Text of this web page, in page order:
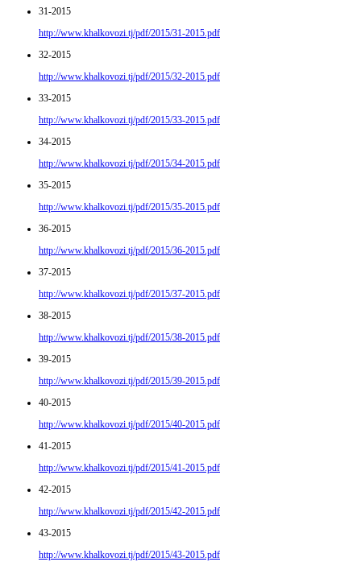
31-2015
http://www.khalkovozi.tj/pdf/2015/31-2015.pdf
32-2015
http://www.khalkovozi.tj/pdf/2015/32-2015.pdf
33-2015
http://www.khalkovozi.tj/pdf/2015/33-2015.pdf
34-2015
http://www.khalkovozi.tj/pdf/2015/34-2015.pdf
35-2015
http://www.khalkovozi.tj/pdf/2015/35-2015.pdf
36-2015
http://www.khalkovozi.tj/pdf/2015/36-2015.pdf
37-2015
http://www.khalkovozi.tj/pdf/2015/37-2015.pdf
38-2015
http://www.khalkovozi.tj/pdf/2015/38-2015.pdf
39-2015
http://www.khalkovozi.tj/pdf/2015/39-2015.pdf
40-2015
http://www.khalkovozi.tj/pdf/2015/40-2015.pdf
41-2015
http://www.khalkovozi.tj/pdf/2015/41-2015.pdf
42-2015
http://www.khalkovozi.tj/pdf/2015/42-2015.pdf
43-2015
http://www.khalkovozi.tj/pdf/2015/43-2015.pdf